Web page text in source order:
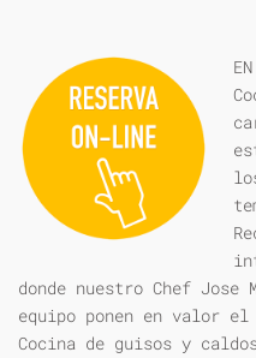
donde nuestro Chef Jose
equipo ponen en valor
Cocina de guisos y